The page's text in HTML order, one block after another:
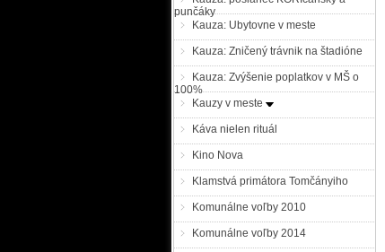
punčáky
Kauza: Ubytovne v meste
Kauza: Zničený trávnik na štadióne
Kauza: Zvýšenie poplatkov v MŠ o
100%
Kauzy v meste
Káva nielen rituál
Kino Nova
Klamstvá primátora Tomčányiho
Komunálne voľby 2010
Komunálne voľby 2014